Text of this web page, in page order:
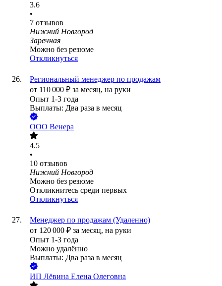
3.6
•
7 отзывов
Нижний Новгород
Заречная
Можно без резюме
Откликнуться
Региональный менеджер по продажам
от 110 000 ₽ за месяц, на руки
Опыт 1-3 года
Выплаты: Два раза в месяц
ООО Венера
4.5
•
10 отзывов
Нижний Новгород
Можно без резюме
Откликнитесь среди первых
Откликнуться
Менеджер по продажам (Удаленно)
от 120 000 ₽ за месяц, на руки
Опыт 1-3 года
Можно удалённо
Выплаты: Два раза в месяц
ИП Лёвина Елена Олеговна